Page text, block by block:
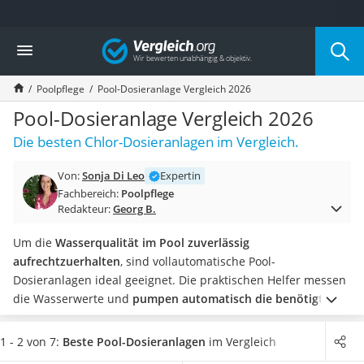
Die beliebtesten Vergleiche nach Kategorie
Baumarkt
Tresor feuerfest
Makita-Akku-Rasenmäher
Kappsäge
Smartes Türschloss
Akku-Rasentrimmer
Split-Klimaanlage 2 Innengeräte
Pelletofen
Tiefbrunnenpumpe
Fliesenschneider
Hochdruckreiniger
Doppelschleifer
Überwachungskamera
Benzinrasenmäher mit Elektrostart
Vergleich
Poolpflege Pool-Dosieranlage Vergleich 2026
Pool-Dosieranlage Vergleich 2026
Die besten Chlor-Dosieranlagen im Vergleich.
Von:Sonja Di Leo
Expertin
Fachbereich: Poolpflege
Redakteur:Georg B.
Um die Wasserqualität im Pool zuverlässig
aufrechtzuerhalten, sind vollautomatische Pool-
Dosieranlagen ideal geeignet. Die praktischen Helfer messen
die Wasserwerte und pumpen automatisch die benötigten
Pflegeprodukte wie Chlor in den Pool. Sie können entspannt
kristallklares Wasser genießen. Von einfachen Pool-
1 - 2 von 7: Beste Pool-Dosieranlagen im Vergleich